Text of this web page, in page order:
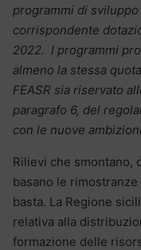
programmi di
corrispondente
2022. I programmi
almeno la stessa
FEASR sia riservato
paragrafo 6, del
con le nuove
Rilievi che smontano,
basano le rimostranze
basta. La Regione
relativa alla
formazione delle